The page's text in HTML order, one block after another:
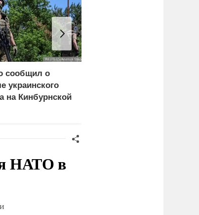
сообщил о
украинского
на Кинбурнской
НАТО в